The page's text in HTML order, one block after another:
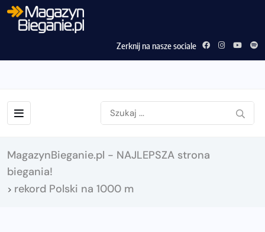
Zerknij na nasze sociale
MagazynBieganie.pl - NAJLEPSZA strona
biegania!
> rekord Polski na 1000 m